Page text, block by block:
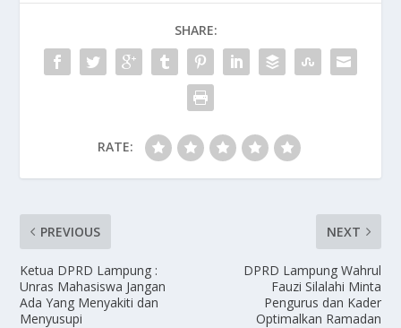
SHARE:
RATE:
PREVIOUS
Ketua DPRD Lampung :
Unras Mahasiswa Jangan
Ada Yang Menyakiti dan
Menyusupi
NEXT
DPRD Lampung Wahrul
Fauzi Silalahi Minta
Pengurus dan Kader
Optimalkan Ramadan